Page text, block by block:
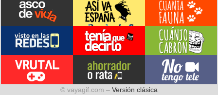
© vayagif.com – Versión clásica